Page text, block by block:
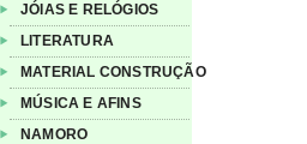
JÓIAS E RELÓGIOS
LITERATURA
MATERIAL CONSTRUÇÃO
MÚSICA E AFINS
NAMORO